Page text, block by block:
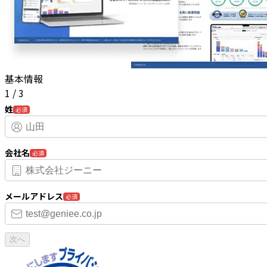
基本情報
1 /3
姓 必須
会社名 必須
メールアドレス 必須
次へ